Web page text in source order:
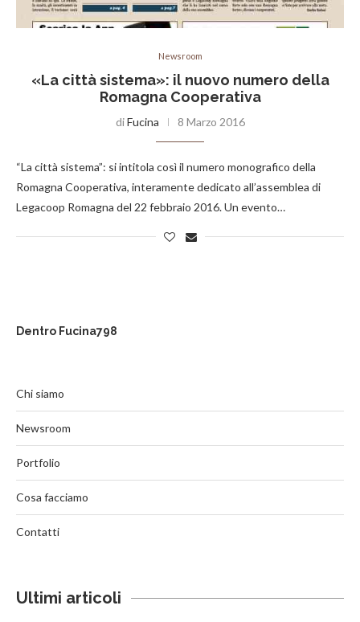
Newsroom
«La città sistema»: il nuovo numero della
Romagna Cooperativa
diFucina 8 Marzo 2016
“La città sistema”: si intitola così il numero monografico della
Romagna Cooperativa, interamente dedicato all’assemblea di
Legacoop Romagna del 22 febbraio 2016. Un evento…
Dentro Fucina798
Chi siamo
Newsroom
Portfolio
Cosa facciamo
Contatti
Ultimi articoli